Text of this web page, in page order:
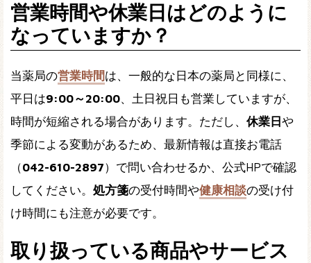
営業時間や休業日はどのように
なっていますか？
当薬局の営業時間は、一般的な日本の薬局と同様に、
平日は9:00～20:00、土日祝日も営業していますが、
時間が短縮される場合があります。ただし、 休業日 や
季節による変動があるため、最新情報は直接お電話
（042-610-2897）で問い合わせるか、公式HPで確認
してください。 処方箋の受付時間や健康相談の受け付
け時間にも注意が必要です。
取り扱っている商品やサービス